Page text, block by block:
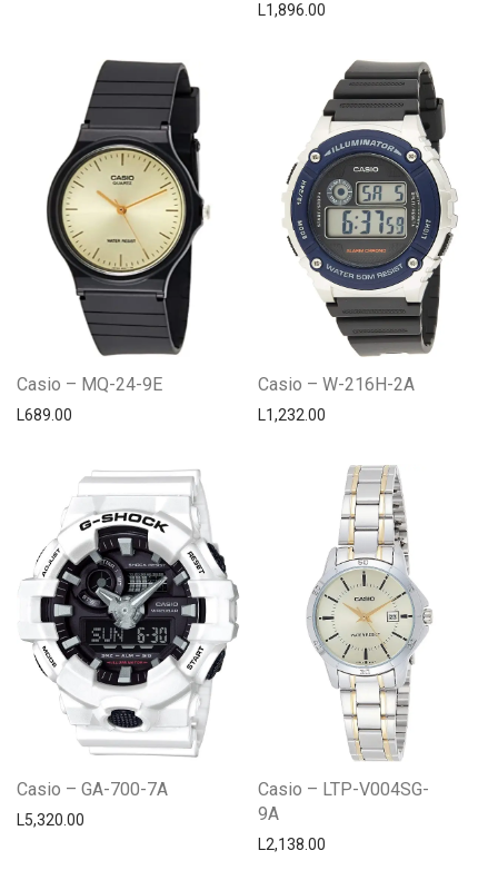
L1,896.00
Casio – MQ-24-9E
L689.00
Casio – W-216H-2A
L1,232.00
Casio – GA-700-7A
L5,320.00
Casio – LTP-V004SG-
9A
L2,138.00